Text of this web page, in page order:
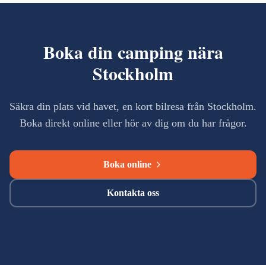
Boka din camping nära
Stockholm
Säkra din plats vid havet, en kort bilresa från Stockholm.
Boka direkt online eller hör av dig om du har frågor.
Boka online
Kontakta oss